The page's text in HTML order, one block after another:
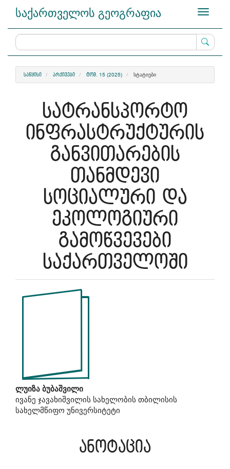
Main
Navigation
Main
Sidebar
Toggle
საქართველოს გეოგრაფია
ᲡᲐᲬᲧᲘᲡᲘ ᲐᲠᲥᲘᲕᲔᲑᲘ ᲢᲝᲛ. 15 (2025) ᲡᲢᲐᲢᲘᲔᲑᲘ
სატრანსპორტო
ინფრასტრუქტურის
განვითარების
თანმდევი
სოციალური და
ეკოლოგიური
გამოწვევები
საქართველოში
Article
Main
Article
ლუიზა ბუბაშვილი
ივანე ჯავახიშვილის სახელობის თბილისის
სახელმწიფო უნივერსიტეტი
ანოტაცია